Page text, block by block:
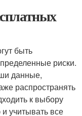
быть
риски.
данные,
распространять
к выбору
учитывать все